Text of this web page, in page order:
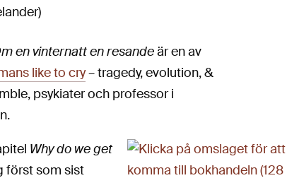
en vinternatt en resandeär en av
like to cry– tragedy, evolution, &
psykiater och professor i
Why do we get
först som sist